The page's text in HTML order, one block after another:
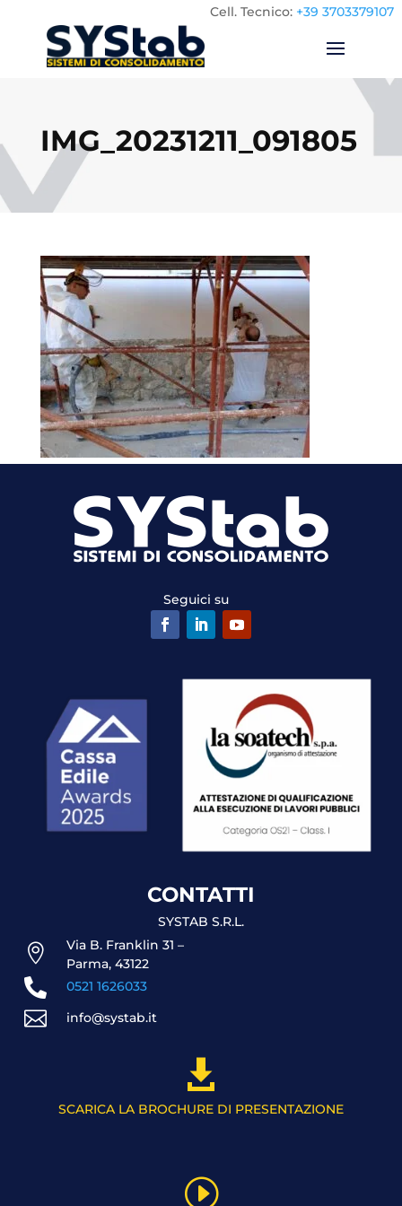
Cell. Tecnico: +39 3703379107
IMG_20231211_091805
Seguici su
CONTATTI
SYSTAB S.R.L.

Via B. Franklin 31 –
Parma, 43122
 0521 1626033
 info@systab.it

SCARICA LA BROCHURE DI PRESENTAZIONE
I